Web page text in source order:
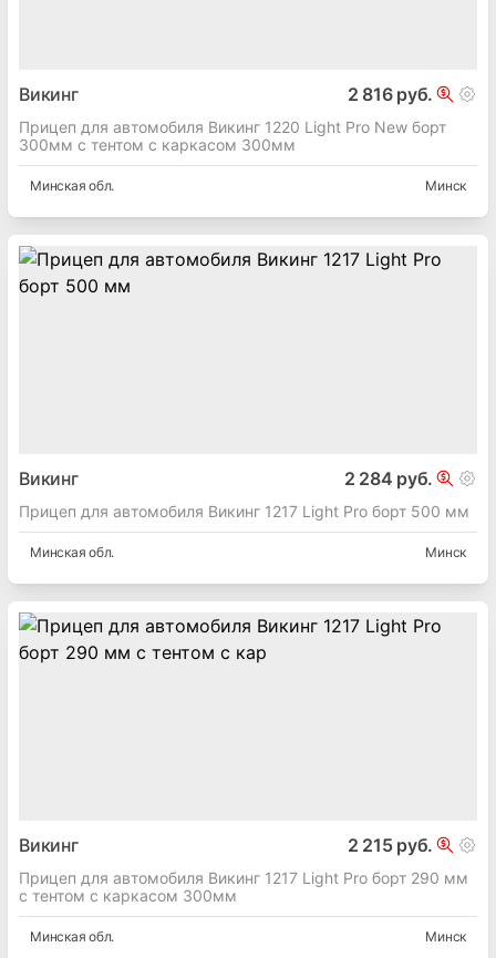
Викинг 2 816 руб.
Прицеп для автомобиля Викинг 1220 Light Pro New борт
300мм с тентом с каркасом 300мм
Минская обл. Минск
Викинг 2 284 руб.
Прицеп для автомобиля Викинг 1217 Light Pro борт 500 мм
Минская обл. Минск
Викинг 2 215 руб.
Прицеп для автомобиля Викинг 1217 Light Pro борт 290 мм
с тентом с каркасом 300мм
Минская обл. Минск